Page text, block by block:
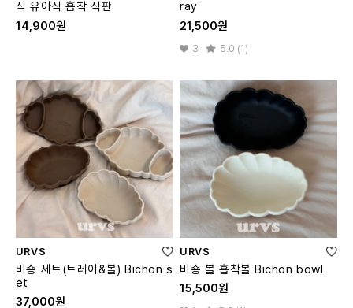
식 유아식 흡착 식판
14,900원
ray
21,500원
3 5.0 (1)
URVS
비숑 세트(트레이&볼) Bichon s
et
37,000원
URVS
비숑 볼 흡착볼 Bichon bowl
15,500원